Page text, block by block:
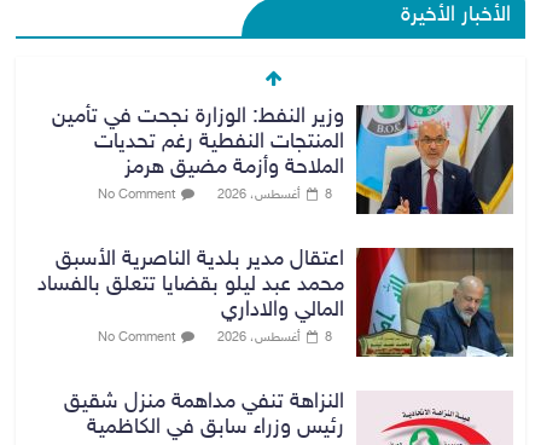
الأخبار الأخيرة
وزير النفط: الوزارة نجحت في تأمين
المنتجات النفطية رغم تحديات
الملاحة وأزمة مضيق هرمز
8 أغسطس، 2026 No Comment
اعتقال مدير بلدية الناصرية الأسبق
محمد عبد ليلو بقضايا تتعلق بالفساد
المالي والاداري
8 أغسطس، 2026 No Comment
النزاهة تنفي مداهمة منزل شقيق
رئيس وزراء سابق في الكاظمية